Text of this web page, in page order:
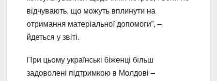
відчувають, що можуть вплинути на
отримання матеріальної допомоги”, –
йдеться у звіті.
При цьому українські біженці більш
задоволені підтримкою в Молдові –